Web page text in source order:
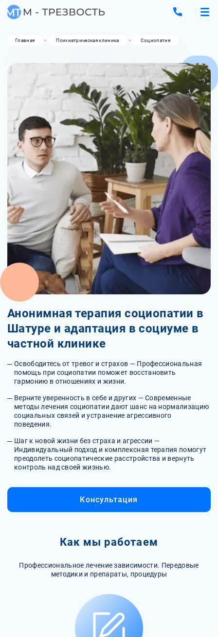
Главная Психиатрическая клиника Социопатия
Анонимная терапия социопатии в
Шатуре и адаптация в социуме в
частной клинике
Освободитесь от тревог и страхов — Профессиональная
помощь при социопатии поможет восстановить
гармонию в отношениях и жизни.
Верните уверенность в себе и других — Современные
методы лечения социопатии дают шанс на нормализацию
социальных связей и устранение агрессивного
поведения.
Шаг к новой жизни без страха и агрессии —
Индивидуальный подход и комплексная терапия помогут
преодолеть социопатические расстройства и вернуть
контроль над своей жизнью.
Консультация
Как мы работаем
Профессиональное лечение зависимости. Передовые
методики и препараты, процедуры